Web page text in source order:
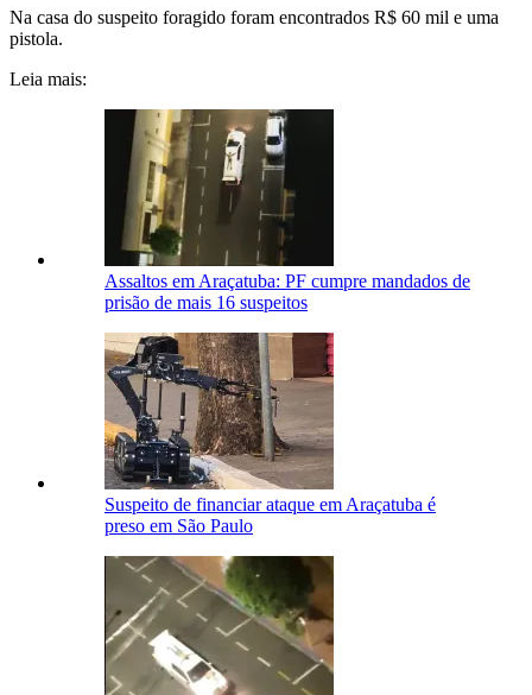
Na casa do suspeito foragido foram encontrados R$ 60 mil e uma
pistola.
Leia mais:
Assaltos em Araçatuba: PF cumpre mandados de
prisão de mais 16 suspeitos
Suspeito de financiar ataque em Araçatuba é
preso em São Paulo